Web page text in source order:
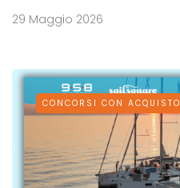
29 Maggio 2026
CONCORSI CON ACQUISTO